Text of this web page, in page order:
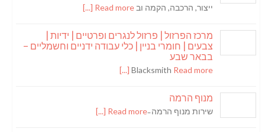
ייצור, הרכבה, הקמה וב Read more [...]
מרכז הפרזול | פרזול לנגרים ופרטיים | ידיות |
צבעים | חומרי בניין | כלי עבודה ידניים וחשמליים –
בבאר שבע
Blacksmith Read more [...]
מנוף הרמה
שירות מנוף הרמה ̵Read more [...]